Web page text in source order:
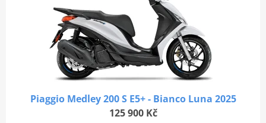
Piaggio Medley 200 S E5+ - Bianco Luna 2025
125 900 Kč